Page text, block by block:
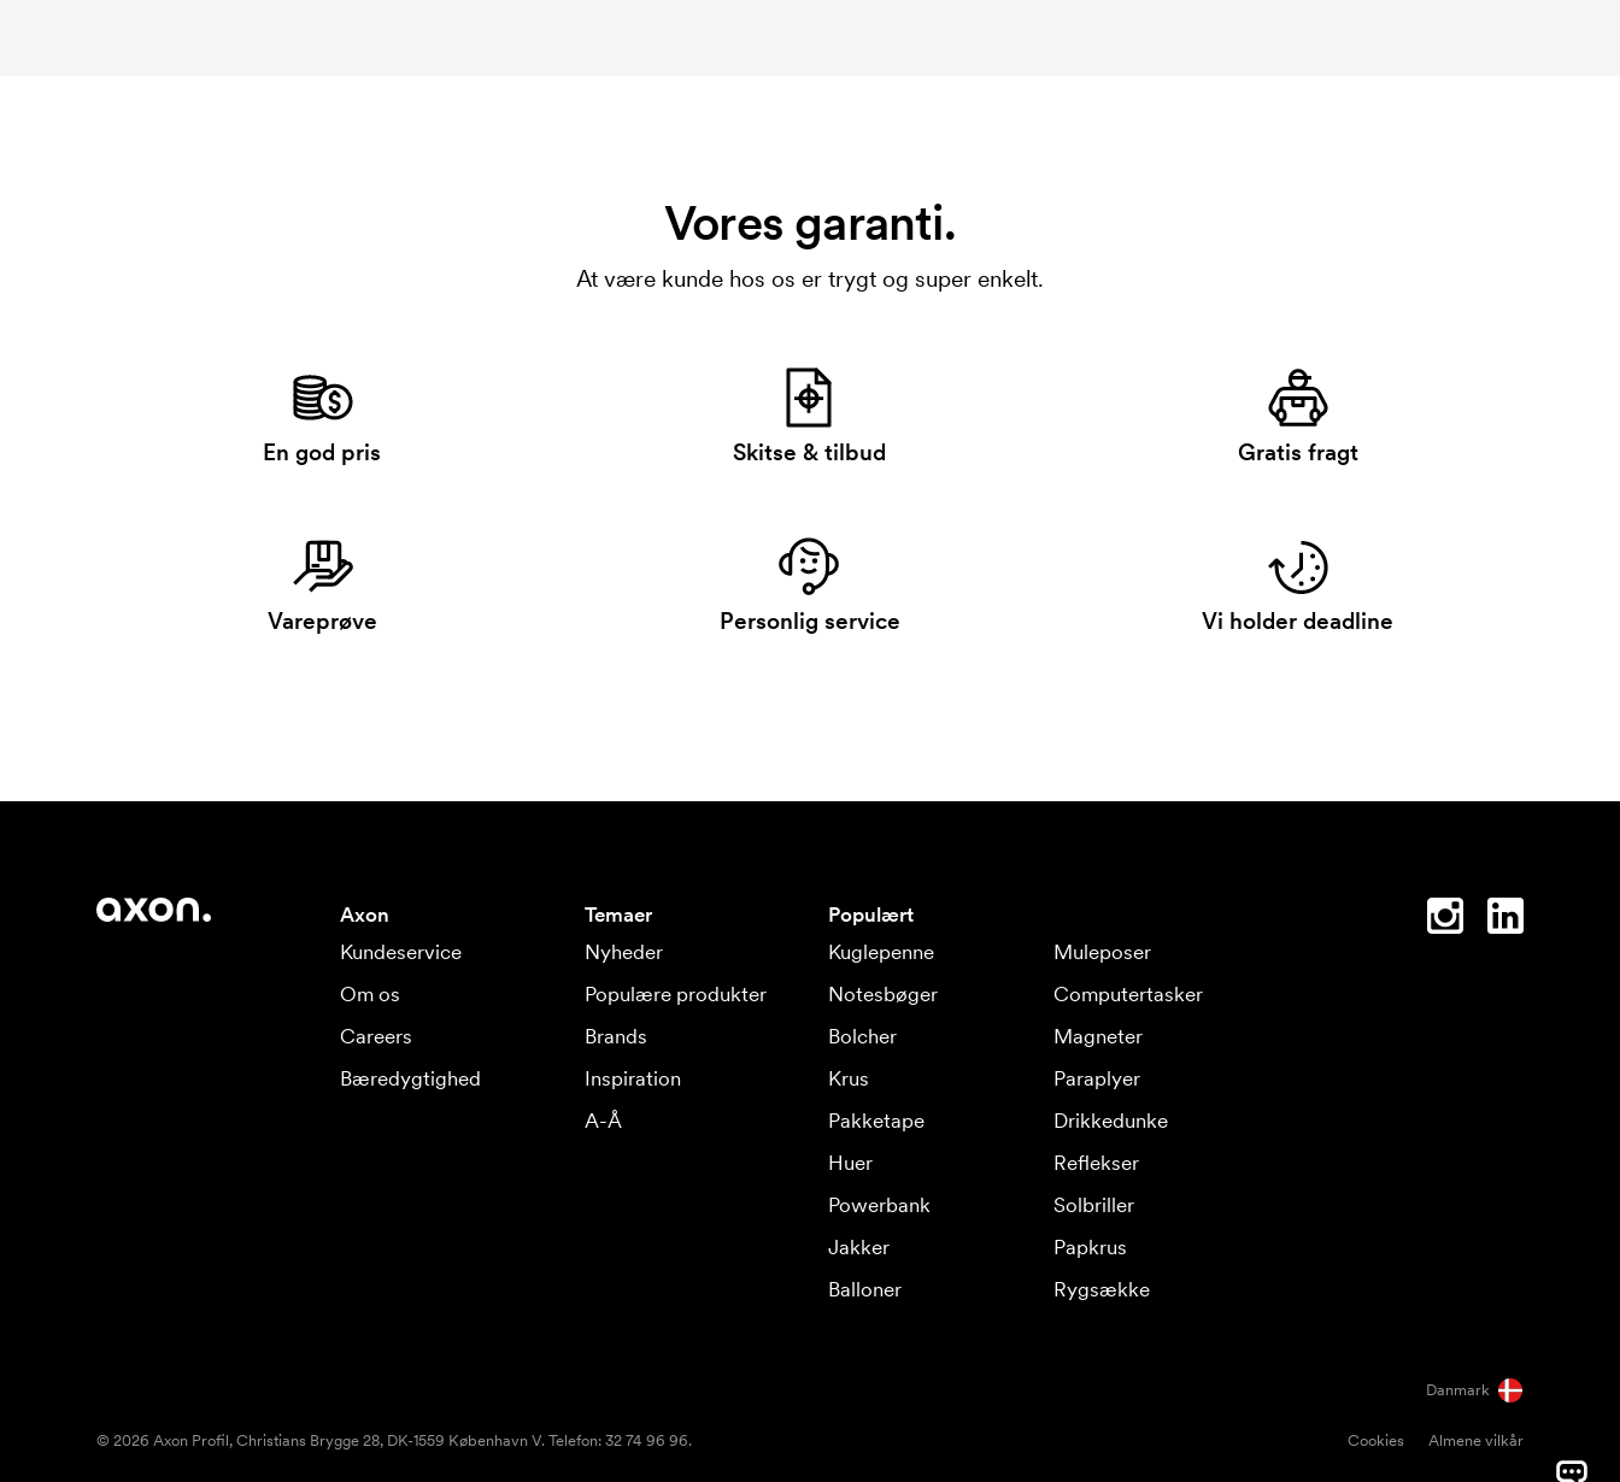
Vores garanti.
At være kunde hos os er trygt og super enkelt.
En god pris Skitse & tilbud Gratis fragt
Vareprøve Personlig service Vi holder deadline
Axon
Kundeservice
Om os
Careers
Bæredygtighed
Temaer
Nyheder
Populære produkter
Brands
Inspiration
A-Å
Populært
Kuglepenne
Muleposer
Notesbøger
Computertasker
Bolcher
Magneter
Krus
Paraplyer
Pakketape
Drikkedunke
Huer
Reflekser
Powerbank
Solbriller
Jakker
Papkrus
Balloner
Rygsække
Danmark
Cookies Almene vilkår
© 2026 Axon Profil, Christians Brygge 28, DK-1559 København V. Telefon: 32 74 96 96.